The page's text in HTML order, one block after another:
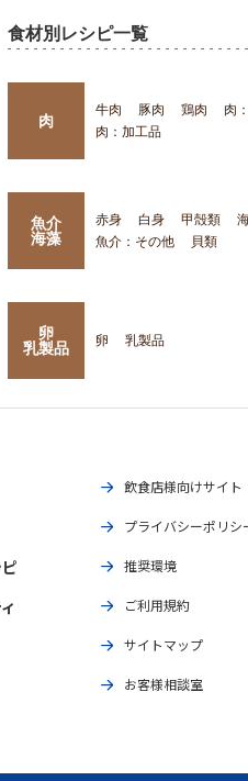
食材別レシピ一覧
肉
牛肉 豚肉 鶏肉
肉
肉：加工品
魚介
海藻
赤身 白身 甲殻類
魚介：その他
貝類
卵
乳製品
卵 乳製品
飲食店様向けサイト
プライバシーポリシ
推奨環境
ご利用規約
サイトマップ
お客様相談室